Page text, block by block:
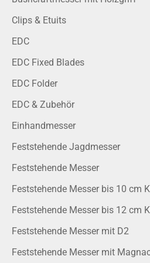
Clips & Etuits
EDC
EDC Fixed Blades
EDC Folder
EDC & Zubehör
Einhandmesser
Feststehende Jagdmesser
Feststehende Messer
Feststehende Messer bis 10 cm
Feststehende Messer bis 12 cm
Feststehende Messer mit D2
Feststehende Messer mit